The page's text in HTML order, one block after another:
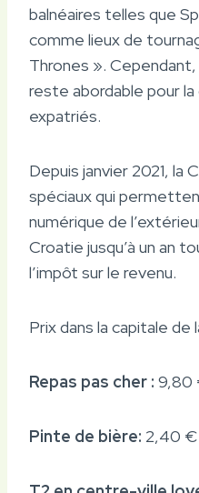
balnéaires telles que
comme lieux de
Thrones ». Cependant,
reste abordable pour
expatriés.
Depuis janvier 2021, la
spéciaux qui
numérique de
Croatie jusqu’à un an
l’impôt sur le revenu.
Prix ​​dans la capitale de
Repas pas cher : 9,80
Pinte de bière: 2,40 €